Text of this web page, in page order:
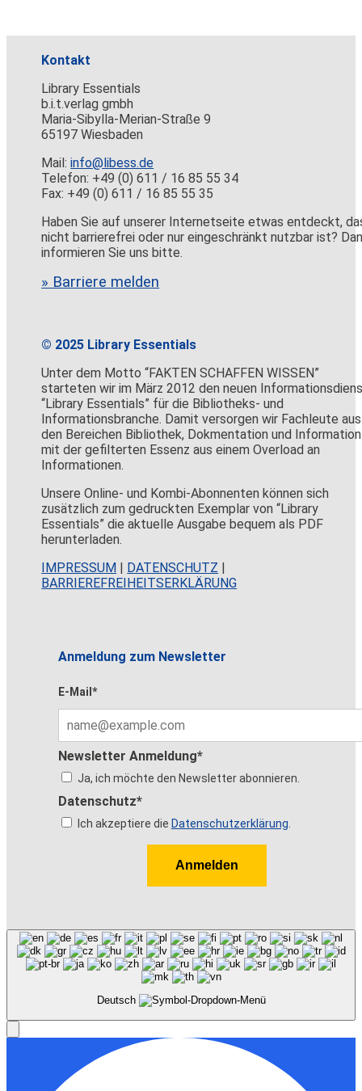
Kontakt
Library Essentials
b.i.t.verlag gmbh
Maria-Sibylla-Merian-Straße 9
65197 Wiesbaden
Mail:info@libess.de
Telefon: +49 (0) 611 / 16 85 55 34
Fax: +49 (0) 611 / 16 85 55 35
Haben Sie auf unserer Internetseite etwas entdeckt,
nicht barrierefrei oder nur eingeschränkt nutzbar ist?
informieren Sie uns bitte.
» Barriere melden
© 2025 Library Essentials
Unter dem Motto “FAKTEN SCHAFFEN WISSEN”
starteten wir im März 2012 den neuen
“Library Essentials” für die Bibliotheks- und
Informationsbranche. Damit versorgen wir Fachleute aus
den Bereichen Bibliothek, Dokmentation und Information
mit der gefilterten Essenz aus einem Overload an
Informationen.
Unsere Online- und Kombi-Abonnenten können sich
zusätzlich zum gedruckten Exemplar von “Library
Essentials” die aktuelle Ausgabe bequem als PDF
herunterladen.
IMPRESSUM
DATENSCHUTZ
BARRIEREFREIHEITSERKLÄRUNG
Anmeldung zum Newsletter
E-Mail*
Newsletter Anmeldung*
Ja, ich möchte den Newsletter abonnieren.
Datenschutz*
Ich akzeptiere die Datenschutzerklärung.
Anmelden
Deutsch